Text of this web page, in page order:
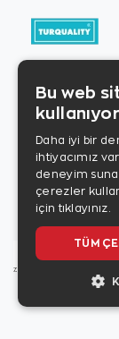
Zen
Bu web
Daha iyi bir
ihtiyacımız
deneyim
çerezler
için tıklayınız.
TÜM